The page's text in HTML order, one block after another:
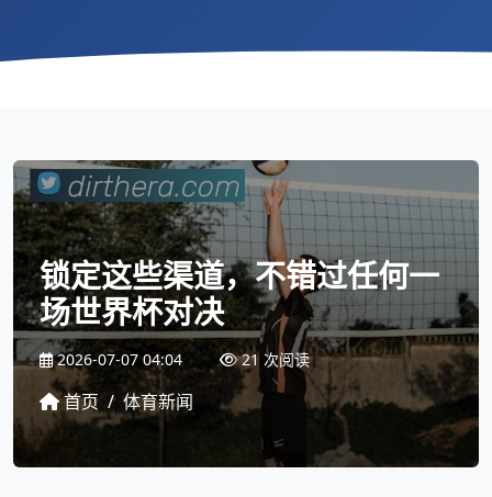
锁定这些渠道，不错过任何一
场世界杯对决
2026-07-07 04:04 21 次阅读
首页 / 体育新闻